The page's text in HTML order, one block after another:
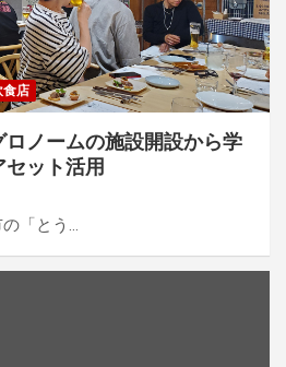
食店
ノームの施設開設から学
ット活用
「とう…